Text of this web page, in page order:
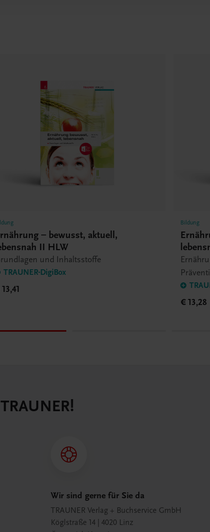
– bewusst, aktuell,
II HLW
und Inhaltsstoffe
TRAUNER-DigiBox
Bildung
€ 13,28
Wir sind gerne für Sie da
TRAUNER Verlag + Buchservice GmbH
Köglstraße 14 | 4020 Linz